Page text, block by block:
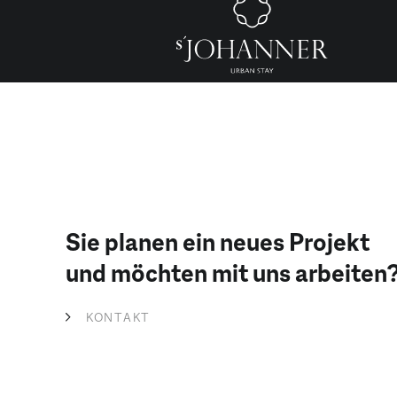
Sie planen ein neues Projekt
und möchten mit uns
KONTAKT